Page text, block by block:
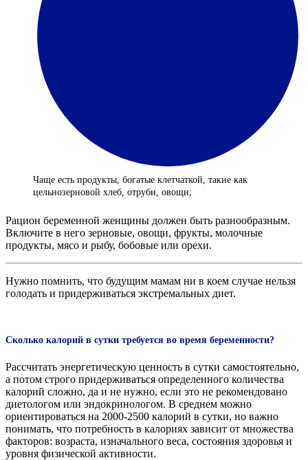
Чаще есть продукты, богатые клетчаткой, такие как
цельнозерновой хлеб, отруби, овощи;
Рацион беременной женщины должен быть разнообразным.
Включите в него зерновые, овощи, фрукты, молочные
продукты, мясо и рыбу, бобовые или орехи.
Нужно помнить, что будущим мамам ни в коем случае нельзя
голодать и придерживаться экстремальных диет.
Сколько калорий в сутки требуется во время беременности?
Рассчитать энергетическую ценность в сутки самостоятельно,
а потом строго придерживаться определенного количества
калорий сложно, да и не нужно, если это не рекомендовано
диетологом или эндокринологом. В среднем можно
ориентироваться на 2000-2500 калорий в сутки, но важно
понимать, что потребность в калориях зависит от множества
факторов: возраста, изначального веса, состояния здоровья и
уровня физической активности.